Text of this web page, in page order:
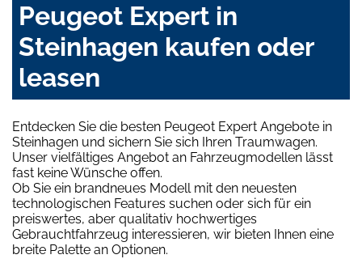
Peugeot Expert in
Steinhagen kaufen oder
leasen
Entdecken Sie die besten Peugeot Expert Angebote in
Steinhagen und sichern Sie sich Ihren Traumwagen.
Unser vielfältiges Angebot an Fahrzeugmodellen lässt
fast keine Wünsche offen.
Ob Sie ein brandneues Modell mit den neuesten
technologischen Features suchen oder sich für ein
preiswertes, aber qualitativ hochwertiges
Gebrauchtfahrzeug interessieren, wir bieten Ihnen eine
breite Palette an Optionen.